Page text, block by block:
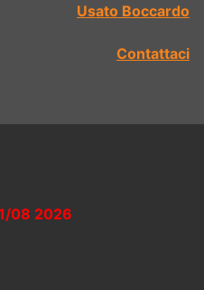
Usato Boccardo
Contattaci
08 2026